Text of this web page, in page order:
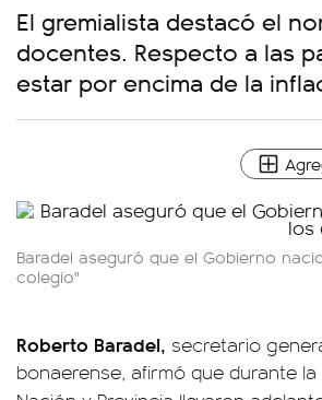
El gremialista destacó el
docentes. Respecto a las
estar por encima de la
Baradel aseguró que el Gobierno
colegio"
Roberto Baradel, secretario
bonaerense, afirmó que durante